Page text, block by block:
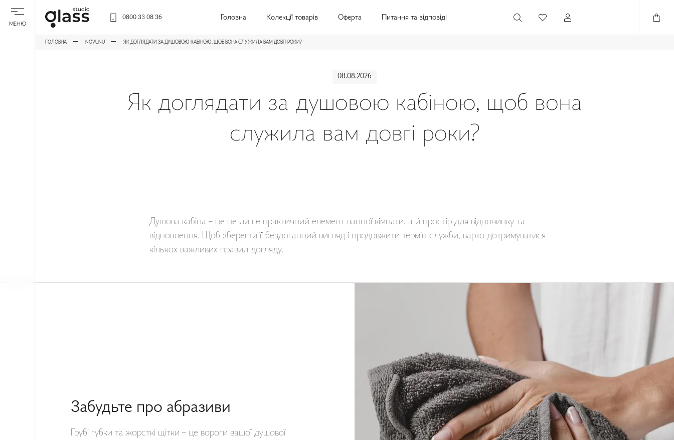
МЕНЮ
0800 33 08 36 Головна Колекції товарів Оферта Питання та відповіді
ГОЛОВНА NOVUNU ЯК ДОГЛЯДАТИ ЗА ДУШОВОЮ КАБІНОЮ, ЩОБ ВОНА СЛУЖИЛА ВАМ ДОВГІ РОКИ?
08.08.2026
Як доглядати за душовою кабіною, щоб вона
служила вам довгі роки?
Душова кабіна – це не лише практичний елемент ванної кімнати, а й простір для відпочинку та
відновлення. Щоб зберегти її бездоганний вигляд і продовжити термін служби, варто дотримуватися
кількох важливих правил догляду.
Забудьте про абразиви
Грубі губки та жорсткі щітки – це вороги вашої душової